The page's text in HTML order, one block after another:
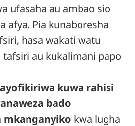
ufasaha au ambao sio
afya. Pia kunaboresha
hasa wakati watu
tafsiri au kukalimani papo
kuwa rahisi
bado
mkanganyiko kwa lugha